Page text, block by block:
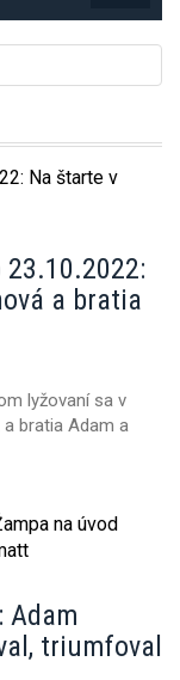
a bratia
lyžovaní sa v
bratia Adam a
Adam
triumfoval